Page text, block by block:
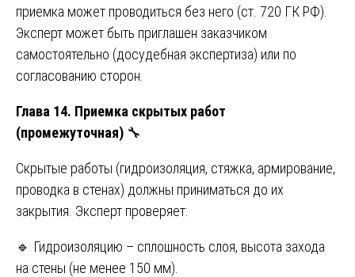
приемка может проводиться без него (ст. 720 ГК РФ).
Эксперт может быть приглашен заказчиком
самостоятельно (досудебная экспертиза) или по
согласованию сторон.
Глава 14. Приемка скрытых работ
(промежуточная) 🔧
Скрытые работы (гидроизоляция, стяжка, армирование,
проводка в стенах) должны приниматься до их
закрытия. Эксперт проверяет:
🔹 Гидроизоляцию – сплошность слоя, высота захода
на стены (не менее 150 мм).